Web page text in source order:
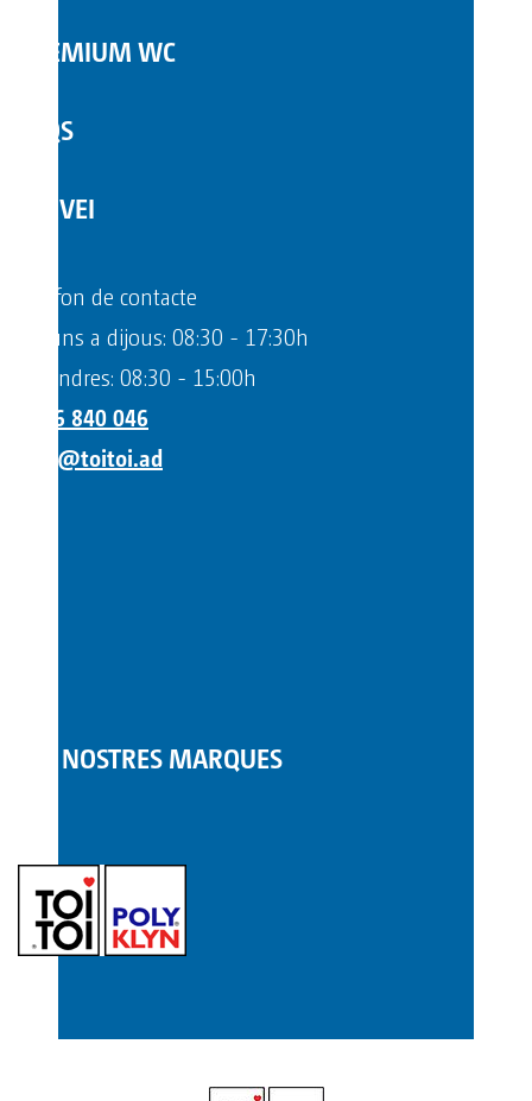
PREMIUM WC
FAQS
SERVEI
Telèfon de contacte
Dilluns a dijous: 08:30 - 17:30h
Divendres: 08:30 - 15:00h
+376 840 046
info@toitoi.ad
LES NOSTRES MARQUES